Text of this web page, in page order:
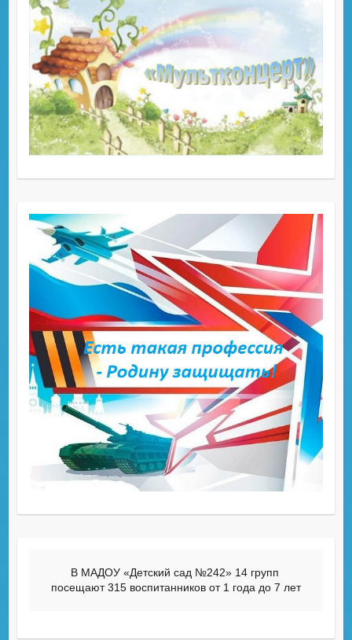
В МАДОУ «Детский сад №242» 14 групп
посещают 315 воспитанников от 1 года до 7 лет